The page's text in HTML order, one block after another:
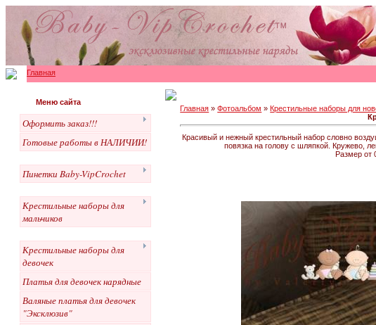
Главная
Меню сайта
Оформить заказ!!!
Готовые работы в НАЛИЧИИ!
Пинетки Baby-VipCrochet
Крестильные наборы для
мальчиков
Крестильные наборы для
девочек
Платья для девочек нарядные
Валяные платья для девочек
"Эксклюзив"
Главная »Фотоальбом » Крестильные наборы для
Красивый и нежный крестильный набор словно
повязка на голову с шляпкой. Кружево,
Размер от